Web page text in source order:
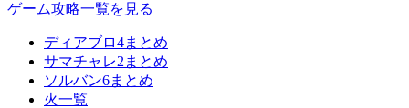
ゲーム攻略一覧を見る
ディアブロ4まとめ
サマチャレ2まとめ
ソルバン6まとめ
火一覧